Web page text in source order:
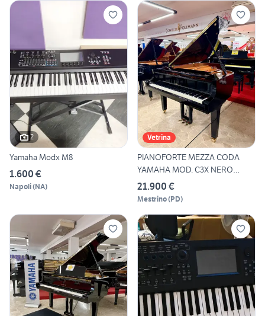
2
Yamaha Modx M8
1.600 €
Napoli(NA)
Vetrina
PIANOFORTE MEZZA CODA
YAMAHA MOD. C3X NERO
LUCIDO
21.900 €
Mestrino(PD)